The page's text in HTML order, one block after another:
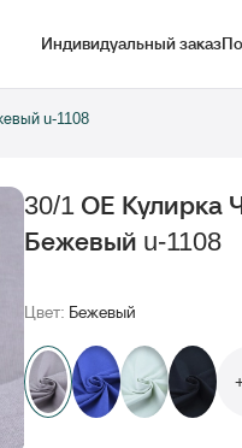
Индивидуальный заказ
u-1108
30/1 ОЕ Кулирка
Бежевый u-1108
Цвет: Бежевый